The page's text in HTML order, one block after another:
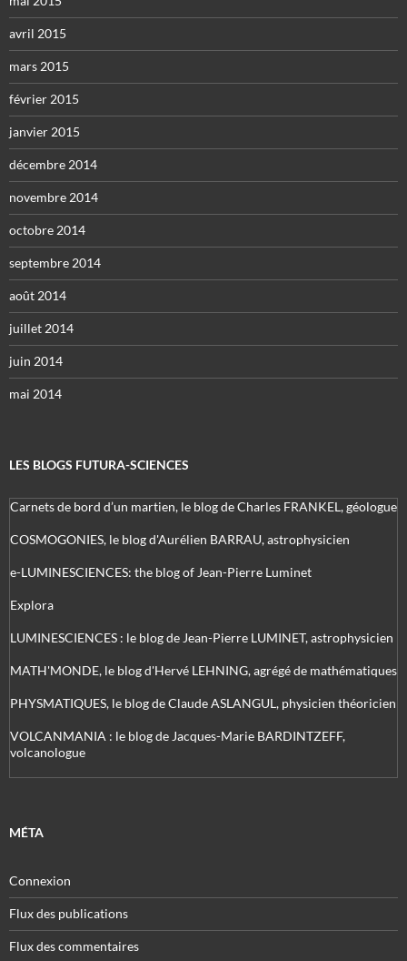
avril 2015
mars 2015
février 2015
janvier 2015
décembre 2014
novembre 2014
octobre 2014
septembre 2014
août 2014
juillet 2014
juin 2014
mai 2014
LES BLOGS FUTURA-SCIENCES
Carnets de bord d’un martien, le blog de Charles FRANKEL, géologue
COSMOGONIES, le blog d'Aurélien BARRAU, astrophysicien
e-LUMINESCIENCES: the blog of Jean-Pierre Luminet
Explora
LUMINESCIENCES : le blog de Jean-Pierre LUMINET, astrophysicien
MATH'MONDE, le blog d'Hervé LEHNING, agrégé de mathématiques
PHYSMATIQUES, le blog de Claude ASLANGUL, physicien théoricien
VOLCANMANIA : le blog de Jacques-Marie BARDINTZEFF,
volcanologue
MÉTA
Connexion
Flux des publications
Flux des commentaires